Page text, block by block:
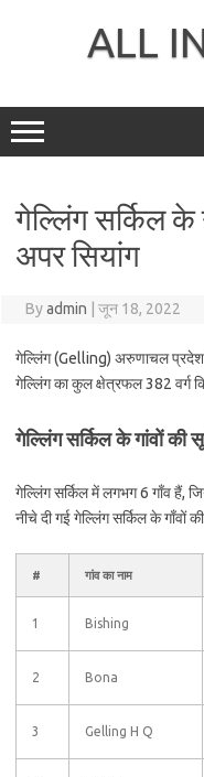
ALL
गेल्लिंग सर्किल के
अपर सियांग
Byadmin जून 18, 2022
गेल्लिंग (Gelling) अरुणाचल
गेल्लिंग का कुल क्षेत्रफल 382 वर्ग
गेल्लिंग सर्किल के गांवों
गेल्लिंग सर्किल में लगभग 6 गाँव हैं,
नीचे दी गई गेल्लिंग सर्किल के
# गांव का नाम
1 Bishing
2 Bona
3 Gelling H Q